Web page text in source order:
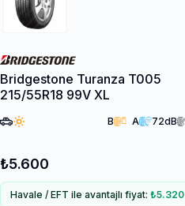
Bridgestone Turanza T005
215/55R18 99V XL
B A 72dB
₺5.600
Havale / EFT ile avantajlı fiyat: ₺5.320